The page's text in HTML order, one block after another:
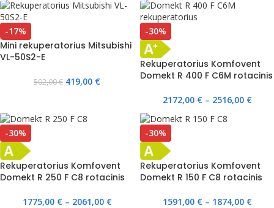
-17%
Mini rekuperatorius Mitsubishi
VL-50S2-E
502,00€ 419,00 €
-30%
Rekuperatorius Komfovent
Domekt R 400 F C6M rotacinis
2172,00 € – 2516,00 €
-30%
Rekuperatorius Komfovent
Domekt R 250 F C8 rotacinis
1775,00 € – 2061,00 €
-30%
Rekuperatorius Komfovent
Domekt R 150 F C8 rotacinis
1591,00 € – 1874,00 €